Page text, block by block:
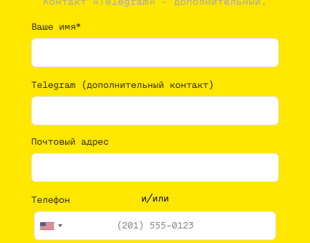
Ваше имя*
Telegram (дополнительный контакт)
Почтовый адрес
и/или
Телефон